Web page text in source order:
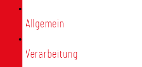
Allgemein
Verarbeitung